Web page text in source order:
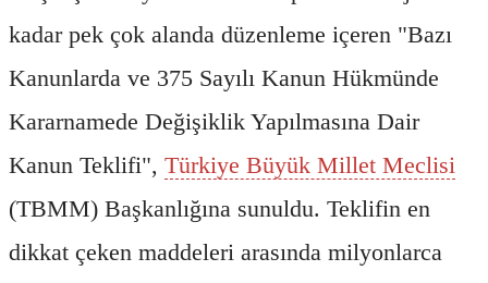
kadar pek çok alanda düzenleme içeren "Bazı
Kanunlarda ve 375 Sayılı Kanun Hükmünde
Kararnamede Değişiklik Yapılmasına Dair
Kanun Teklifi", Türkiye Büyük Millet Meclisi
(TBMM) Başkanlığına sunuldu. Teklifin en
dikkat çeken maddeleri arasında milyonlarca